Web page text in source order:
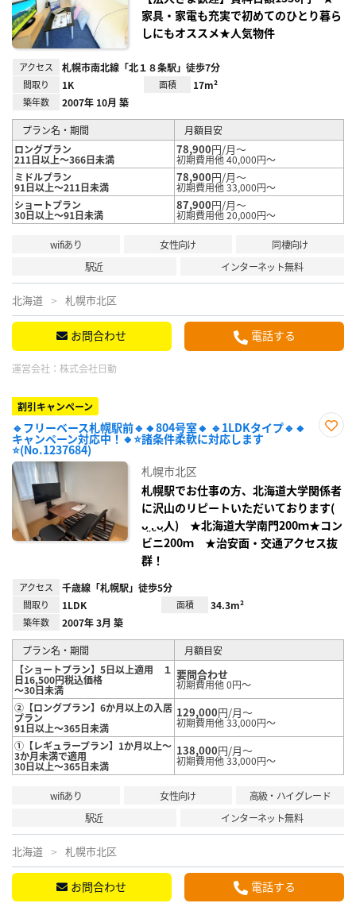
家具・家電も充実で初めてのひとり暮ら
しにもオススメ★人気物件
アクセス 札幌市南北線「北１８条駅」徒歩7分
間取り 1K 面積 17m²
築年数 2007年 10月 築
プラン名・期間
月額目安
ロングプラン
211日以上～366日未満
78,900円/月～
初期費用他 40,000円～
ミドルプラン
91日以上～211日未満
78,900円/月～
初期費用他 33,000円～
ショートプラン
30日以上～91日未満
87,900円/月～
初期費用他 20,000円～
wifiあり 女性向け
同棲向け
駅近
インターネット無料
北海道 札幌市北区
お問合わせ 電話する
運営会社： 株式会社日動
割引キャンペーン
🔹フリーベース札幌駅前🔹🔸804号室🔸 🔹1LDKタイプ🔹🔸
キャンペーン対応中！🔸⭐諸条件柔軟に対応します
⭐(No.1237684)
札幌市北区
札幌駅でお仕事の方、北海道大学関係者
に沢山のリピートいただいております(
ᴗ̤ .̮ ᴗ̤人) ★北海道大学南門200ｍ★コン
ビニ200ｍ ★治安面・交通アクセス抜
群！
アクセス 千歳線「札幌駅」徒歩5分
間取り 1LDK 面積 34.3m²
築年数 2007年 3月 築
プラン名・期間
月額目安
【ショートプラン】5日以上適用 １
日16,500円税込価格
～30日未満
要問合わせ
初期費用他 0円～
②【ロングプラン】6か月以上の入居
プラン
91日以上～365日未満
129,000円/月～
初期費用他 33,000円～
①【レギュラープラン】1か月以上～
3か月未満で適用
30日以上～365日未満
138,000円/月～
初期費用他 33,000円～
wifiあり 女性向け
高級・ハイグレード
駅近
インターネット無料
北海道 札幌市北区
お問合わせ 電話する